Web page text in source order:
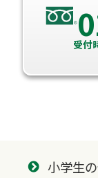
受付
小学生